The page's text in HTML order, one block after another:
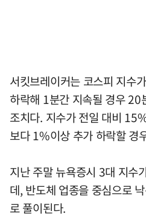
서킷브레이커는 코스피 지수
하락해 1분간 지속될 경우 20
조치다. 지수가 전일 대비
보다 1%이상 추가 하락할 경
지난 주말 뉴욕증시 3대 지수
데, 반도체 업종을 중심으로
로 풀이된다.